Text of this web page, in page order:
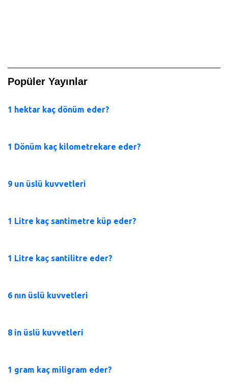
Popüler Yayınlar
1 hektar kaç dönüm eder?
1 Dönüm kaç kilometrekare eder?
9 un üslü kuvvetleri
1 Litre kaç santimetre küp eder?
1 Litre kaç santilitre eder?
6 nın üslü kuvvetleri
8 in üslü kuvvetleri
1 gram kaç miligram eder?